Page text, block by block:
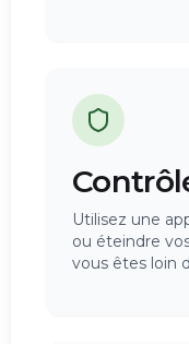
Utilisez une
ou éteindre
vous êtes loin